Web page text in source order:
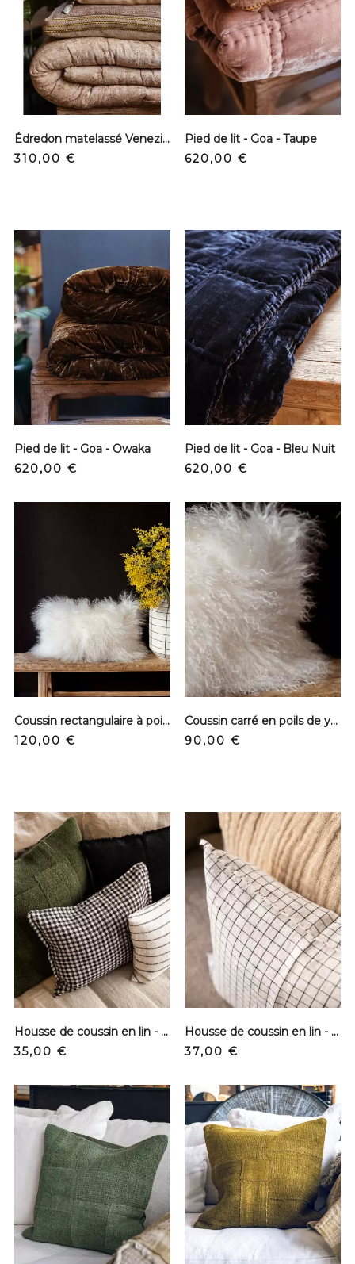
Édredon matelassé Venezia - Etosha
Prix
310,00 €
Pied de lit - Goa - Taupe
Prix
620,00 €
Pied de lit - Goa - Owaka
Prix
620,00 €
Pied de lit - Goa - Bleu Nuit
Prix
620,00 €
Coussin rectangulaire à poils - Blanc
Prix
120,00 €
Coussin carré en poils de yack - Blanc
Prix
90,00 €
Housse de coussin en lin - Vichy
Prix
35,00 €
Housse de coussin en lin - Carreaux N&B
Prix
37,00 €